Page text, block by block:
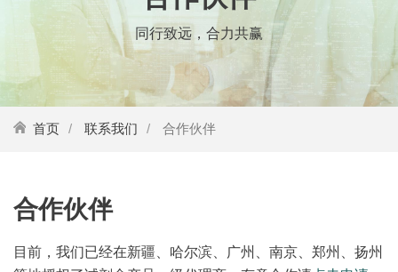
同行致远，合力共赢
首页 联系我们 合作伙伴
合作伙伴
目前，我们已经在新疆、哈尔滨、广州、南京、郑州、扬州